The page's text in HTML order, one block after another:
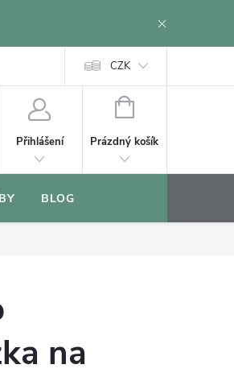
CZK
Přihlášení
NÁKUPNÍ
Prázdný košík
BLOG
na